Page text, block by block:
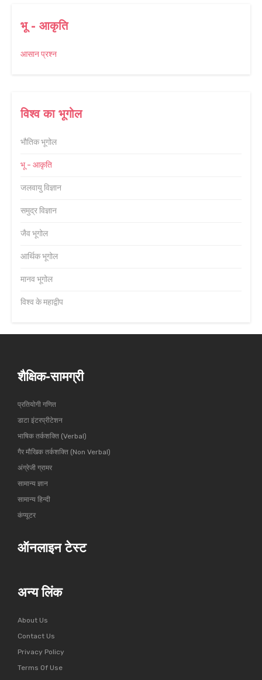
भू - आकृति
आसान प्रश्न
विश्व का भूगोल
भौतिक भूगोल
भू - आकृति
जलवायु विज्ञान
समुद्र विज्ञान
जैव भूगोल
आर्थिक भूगोल
मानव भूगोल
विश्व के महाद्वीप
शैक्षिक-सामग्री
प्रतियोगी गणित
डाटा इंटरप्रीटेशन
भाषिक तर्कशक्ति (Verbal)
गैर मौखिक तर्कशक्ति (Non Verbal)
अंग्रेजी ग्रामर
सामान्य ज्ञान
सामान्य हिन्दी
कंप्यूटर
ऑनलाइन टेस्ट
अन्य लिंक
About Us
Contact Us
Privacy Policy
Terms Of Use